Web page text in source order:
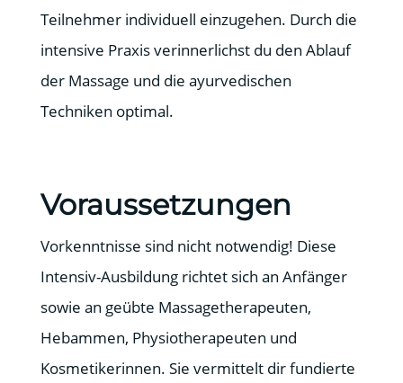
Teilnehmer individuell einzugehen. Durch die
intensive Praxis verinnerlichst du den Ablauf
der Massage und die ayurvedischen
Techniken optimal.
Voraussetzungen
Vorkenntnisse sind nicht notwendig! Diese
Intensiv-Ausbildung richtet sich an Anfänger
sowie an geübte Massagetherapeuten,
Hebammen, Physiotherapeuten und
Kosmetikerinnen. Sie vermittelt dir fundierte